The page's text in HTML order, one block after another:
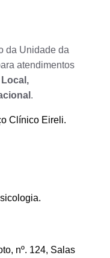
da Unidade da
atendimentos
.
Clínico Eireli.
nº. 124, Salas